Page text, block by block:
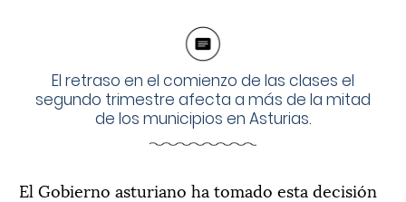
El retraso en el comienzo de las clases el
segundo trimestre afecta a más de la mitad
de los municipios en Asturias.
El Gobierno asturiano ha tomado esta decisión